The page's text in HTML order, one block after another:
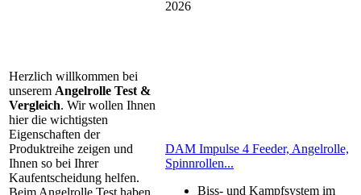
Herzlich willkommen bei
unserem Angelrolle Test &
Vergleich. Wir wollen Ihnen
hier die wichtigsten
Eigenschaften der
Produktreihe zeigen und
Ihnen so bei Ihrer
Kaufentscheidung helfen.
2026
DAM Impulse 4 Feeder, Angelrolle,
Spinnrollen...
Biss- und Kampfsystem im